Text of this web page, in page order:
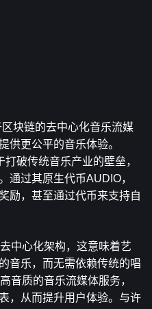
块链的去中心化音乐流媒
供更公平的音乐体验。
破传统音乐产业的壁垒，
通过其原生代币AUDIO，
励，甚至通过代币来支持自
中心化架构，这意味着艺
音乐，而无需依赖传统的唱
音质的音乐流媒体服务，
，从而提升用户体验。与许